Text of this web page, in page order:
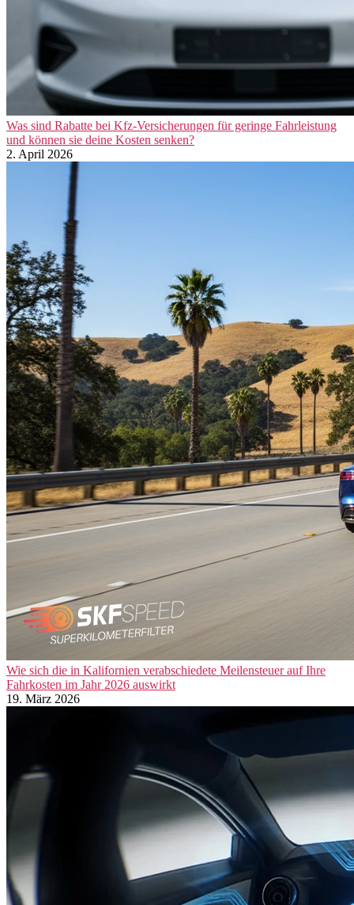
Was sind Rabatte bei Kfz-Versicherungen für geringe Fahrleistung
und können sie deine Kosten senken?
2. April 2026
Wie sich die in Kalifornien verabschiedete Meilensteuer auf Ihre
Fahrkosten im Jahr 2026 auswirkt
19. März 2026